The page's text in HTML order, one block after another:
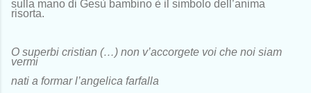
sulla mano di Gesù bambino è il simbolo dell’anima
risorta.
O superbi cristian (…) non v’accorgete voi che noi siam
vermi
nati a formar l’angelica farfalla